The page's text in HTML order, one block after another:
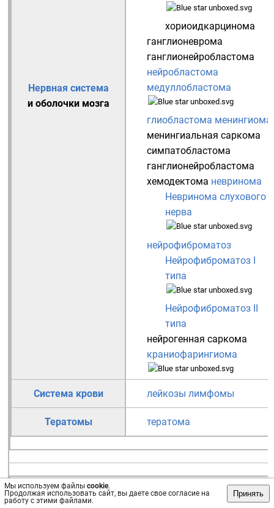
Мы используем файлы cookie.
Продолжая использовать сайт, вы даете свое согласие на
работу с этими файлами.
Принять
Нервная система
и оболочки мозга
хориоидкарцинома
ганглионеврома
ганглионейробластома
нейробластома
медуллобластома
глиобластома менингиома
менингиальная саркома
симпатобластома
ганглионейробластома
хемодектома невринома
Невринома слухового
нерва
нейрофиброматоз
Нейрофиброматоз I
типа
Нейрофиброматоз II
типа
нейрогенная саркома
краниофарингиома
Система крови лейкозы лимфомы
Тератомы тератома
Лечение